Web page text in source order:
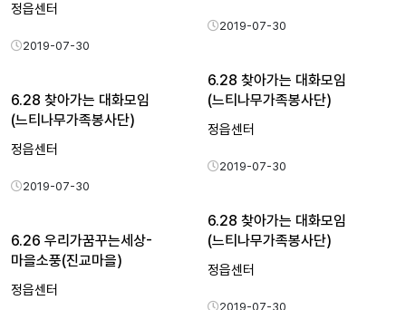
2019-07-30
정읍센터
2019-07-30
6.28 찾아가는 대화모임
(느티나무가족봉사단)
정읍센터
2019-07-30
6.28 찾아가는 대화모임
(느티나무가족봉사단)
정읍센터
2019-07-30
6.28 찾아가는 대화모임
(느티나무가족봉사단)
정읍센터
2019-07-30
6.26 우리가꿈꾸는세상-
마을소풍(진교마을)
정읍센터